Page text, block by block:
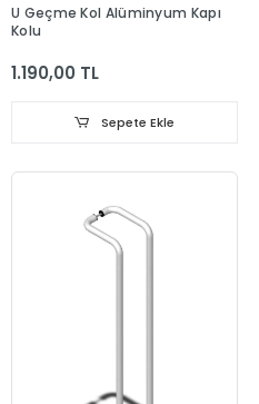
U Geçme Kol Alüminyum Kapı
Kolu
1.190,00 TL
Sepete Ekle